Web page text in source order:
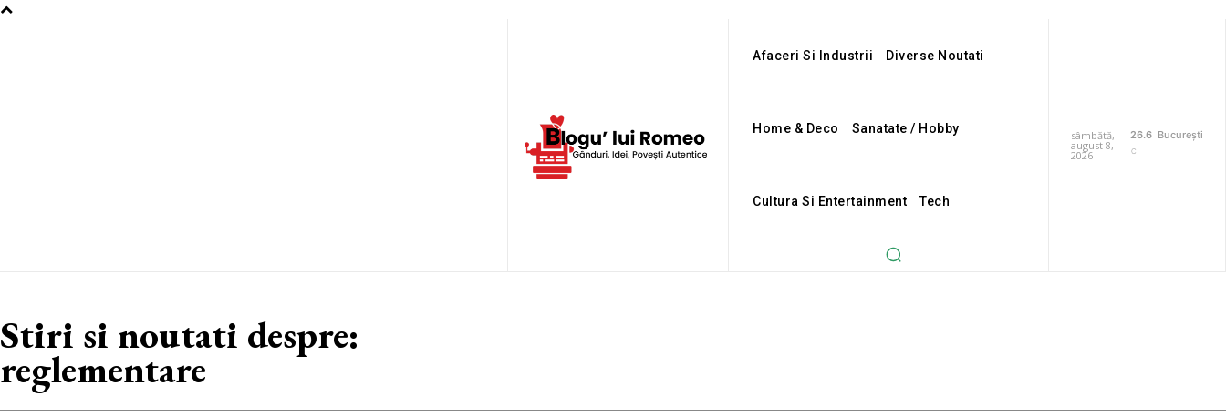
Afaceri Si Industrii Diverse Noutati
Home & Deco Sanatate / Hobby
Cultura Si Entertainment Tech
sâmbătă,
august 8,
2026
26.6
C
București
Stiri si noutati despre:
reglementare